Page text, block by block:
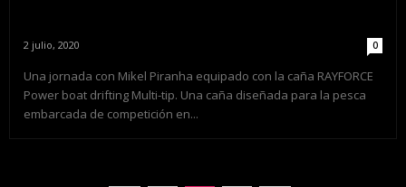
2 julio, 2020 0
Una jornada con Mikel Piranha equipado con la caña RAYFORCE
Power boat drifting Multi-tip. Una caña diseñada para la pesca
embarcada de competición en...